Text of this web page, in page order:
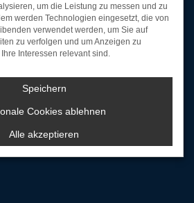
um die Leistung zu messen und zu
werden Technologien eingesetzt, die von
verwendet werden, um Sie auf
zu verfolgen und um Anzeigen zu
Interessen relevant sind.
Speichern
Cookies ablehnen
Alle akzeptieren